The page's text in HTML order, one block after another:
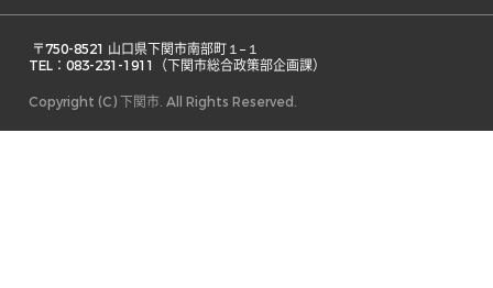
TEL：083-231-1911（下関市総合政策部企画課）
Copyright (C) 下関市. All Rights Reserved.